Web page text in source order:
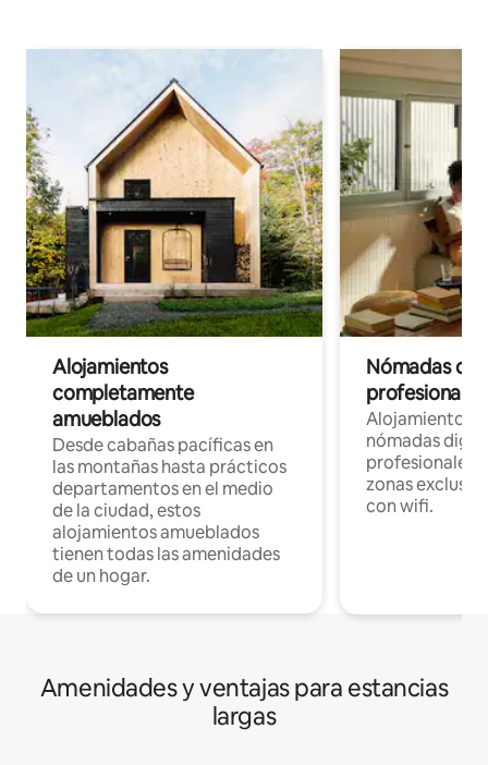
Alojamientos
completamente
amueblados
Desde cabañas pacíficas en
las montañas hasta prácticos
departamentos en el medio
de la ciudad, estos
alojamientos amueblados
tienen todas las amenidades
de un hogar.
Nómadas
Alojamientos
nómadas
profesionales
zonas
con wifi.
Amenidades y ventajas para estancias
largas